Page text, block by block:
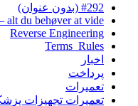
#292 (بدون عنوان)
alt du behøver at vide
Reverse Engineering
Terms_Rules
اخبار
پرداخت
تعمیرات
تعمیرات تجهیزات